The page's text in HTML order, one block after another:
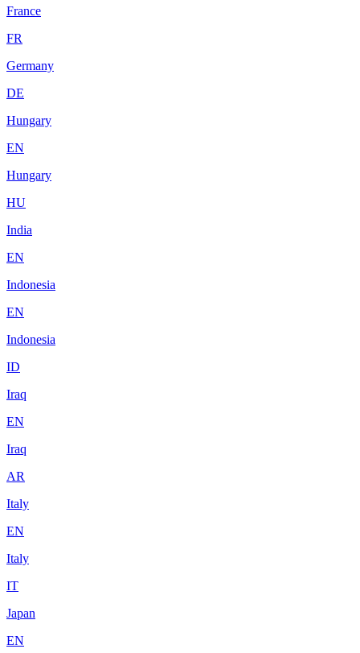
France
FR
Germany
DE
Hungary
EN
Hungary
HU
India
EN
Indonesia
EN
Indonesia
ID
Iraq
EN
Iraq
AR
Italy
EN
Italy
IT
Japan
EN